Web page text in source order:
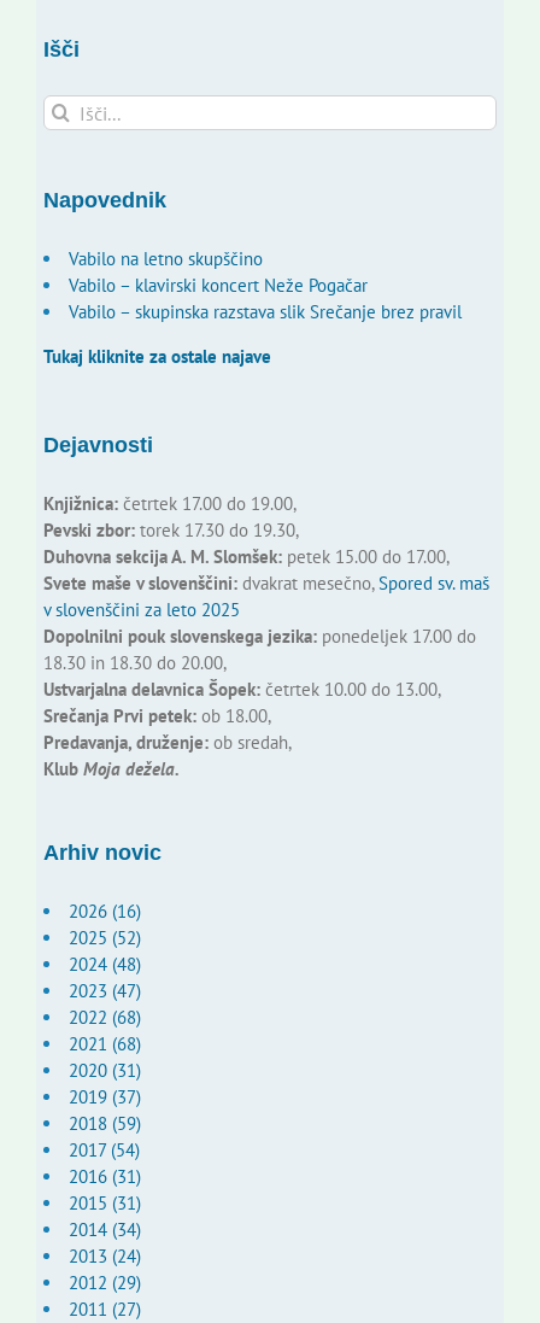
Išči
Search
for:
Napovednik
Vabilo na letno skupščino
Vabilo – klavirski koncert Neže Pogačar
Vabilo – skupinska razstava slik Srečanje brez pravil
Tukaj kliknite za ostale najave
Dejavnosti
Knjižnica:četrtek 17.00 do 19.00,
Pevski zbor:torek 17.30 do 19.30,
Duhovna sekcija A. M. Slomšek:petek 15.00 do 17.00,
Svete maše v slovenščini:dvakrat mesečno,Spored sv. maš
v slovenščini za leto 2025
Dopolnilni pouk slovenskega jezika:ponedeljek 17.00 do
18.30 in 18.30 do 20.00,
Ustvarjalna delavnica Šopek:četrtek 10.00 do 13.00,
Srečanja Prvi petek:ob 18.00,
Predavanja, druženje:ob sredah,
Klub Moja dežela.
Arhiv novic
2026 (16)
2025 (52)
2024 (48)
2023 (47)
2022 (68)
2021 (68)
2020 (31)
2019 (37)
2018 (59)
2017 (54)
2016 (31)
2015 (31)
2014 (34)
2013 (24)
2012 (29)
2011 (27)